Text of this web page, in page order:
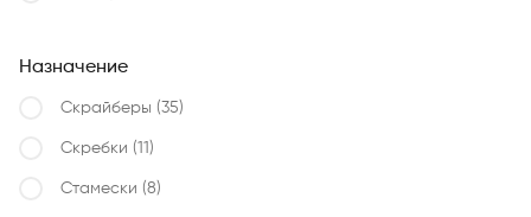
Назначение
Скрайберы (35)
Скребки (11)
Стамески (8)